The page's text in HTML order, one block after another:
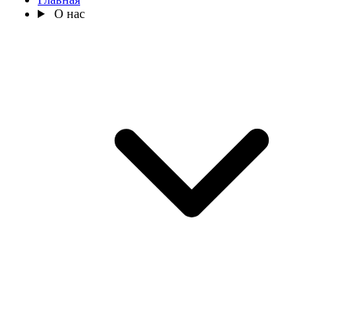
О нас